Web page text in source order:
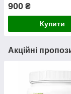
(фасоване з мішка)
900 ₴
Купити
Акційні